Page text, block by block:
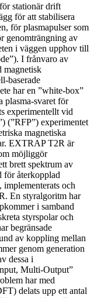
stationär drift
för att stabilisera
för plasmapulser som
genomträngning av
i väggen upphov till
I frånvaro av
magnetisk
baserade
har en ”white-box”
plasma-svaret för
experimentellt vid
(”RFP”) experimentet
magnetiska
EXTRAP T2R är
möjliggör
brett spektrum av
för återkopplad
och
En styralgoritm har
i samband
styrspolar och
begränsade
av koppling mellan
genom generation
dessa i
Multi-Output”
har med
delats upp ett antal